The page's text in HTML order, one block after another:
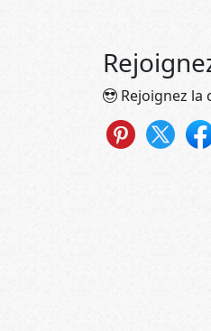
Rejoignez la